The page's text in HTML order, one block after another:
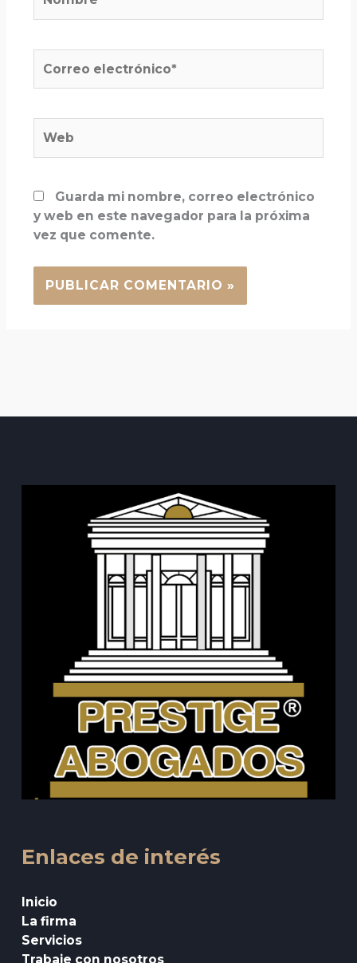
electrónico*
Guarda mi nombre, correo electrónico
y web en este navegador para la próxima
vez que comente.
Enlaces de interés
Inicio
La firma
Servicios
Trabaje con nosotros